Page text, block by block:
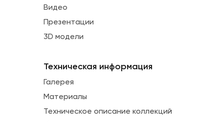
Видео
Презентации
3D модели
Техническая информация
Галерея
Материалы
Техническое описание коллекций